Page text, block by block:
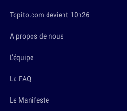
Topito.com devient 10h26
A propos de nous
L'équipe
La FAQ
Le Manifeste